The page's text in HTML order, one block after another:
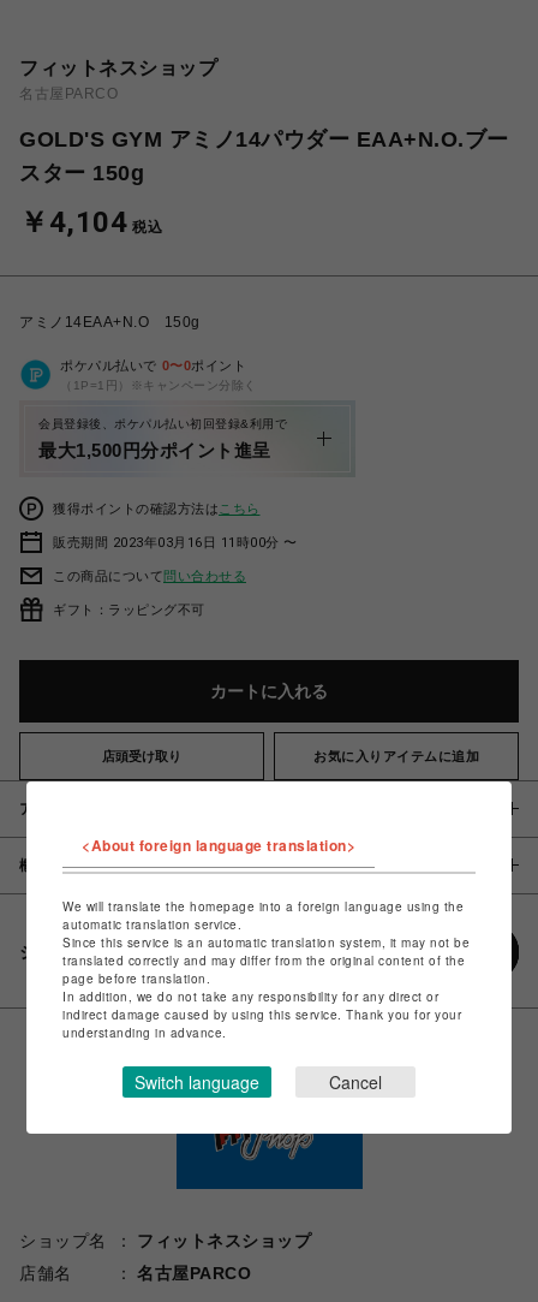
フィットネスショップ
名古屋PARCO
GOLD'S GYM アミノ14パウダー EAA+N.O.ブー
スター 150g
￥4,104 税込
アミノ14EAA+N.O 150g
ポケパル払いで 0〜0ポイント
（1P=1円）※キャンペーン分除く
会員登録後、ポケパル払い初回登録&利用で
最大1,500円分ポイント進呈
獲得ポイントの確認方法は こちら
販売期間 2023年03月16日 11時00分 〜
この商品について問い合わせる
ギフト：ラッピング不可
カートに入れる
店頭受け取り お気に入りアイテムに追加
アイテム説明 / 素材
概要
シェアする
ショップ名
フィットネスショップ
店舗名
名古屋PARCO
<About foreign language translation>
We will translate the homepage into a foreign language using the
automatic translation service.
Since this service is an automatic translation system, it may not be
translated correctly and may differ from the original content of the
page before translation.
In addition, we do not take any responsibility for any direct or
indirect damage caused by using this service. Thank you for your
understanding in advance.
Switch language Cancel